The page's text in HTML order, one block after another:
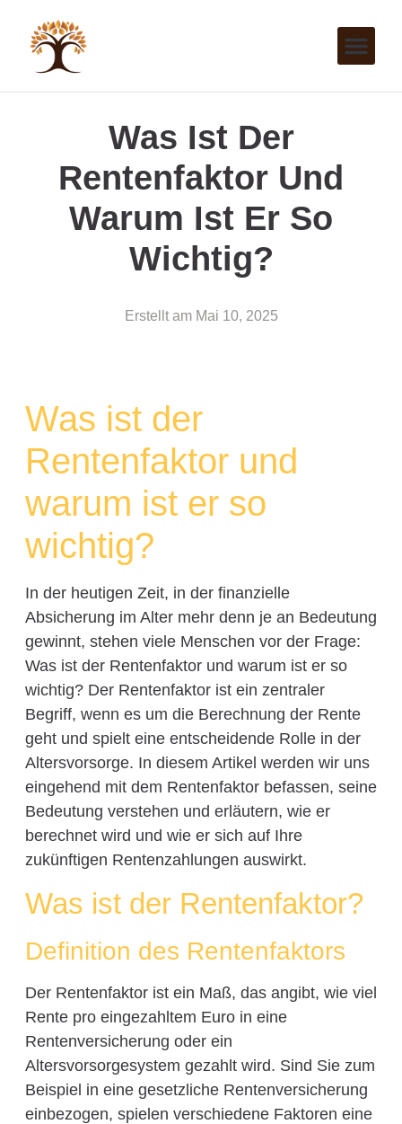
Was Ist Der
Rentenfaktor Und
Warum Ist Er So
Wichtig?
Erstellt am Mai 10, 2025
Was ist der
Rentenfaktor und
warum ist er so
wichtig?
In der heutigen Zeit, in der finanzielle
Absicherung im Alter mehr denn je an Bedeutung
gewinnt, stehen viele Menschen vor der Frage:
Was ist der Rentenfaktor und warum ist er so
wichtig? Der Rentenfaktor ist ein zentraler
Begriff, wenn es um die Berechnung der Rente
geht und spielt eine entscheidende Rolle in der
Altersvorsorge. In diesem Artikel werden wir uns
eingehend mit dem Rentenfaktor befassen, seine
Bedeutung verstehen und erläutern, wie er
berechnet wird und wie er sich auf Ihre
zukünftigen Rentenzahlungen auswirkt.
Was ist der Rentenfaktor?
Definition des Rentenfaktors
Der Rentenfaktor ist ein Maß, das angibt, wie viel
Rente pro eingezahltem Euro in eine
Rentenversicherung oder ein
Altersvorsorgesystem gezahlt wird. Sind Sie zum
Beispiel in eine gesetzliche Rentenversicherung
einbezogen, spielen verschiedene Faktoren eine